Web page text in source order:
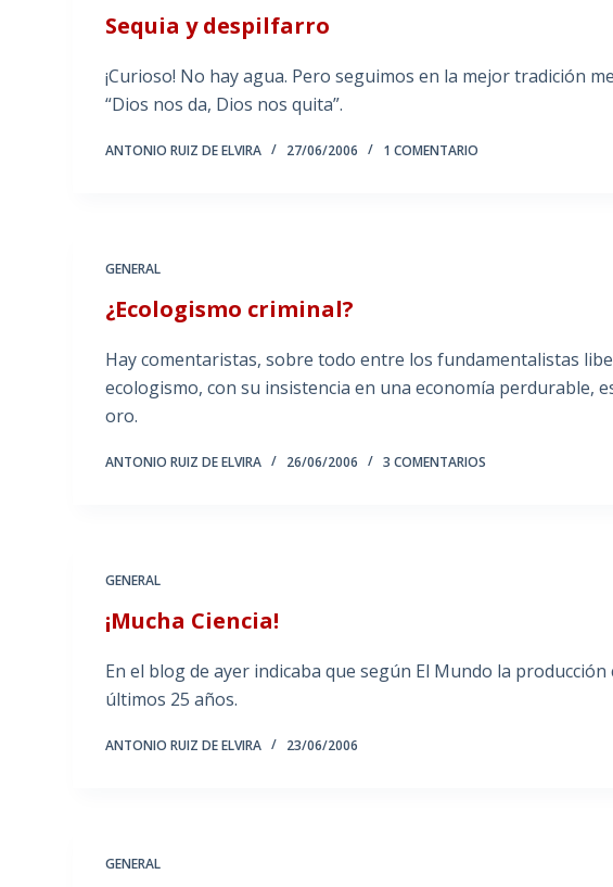
Sequia y despilfarro
¡Curioso! No hay agua. Pero seguimos en la mejor tradición
“Dios nos da, Dios nos quita”.
ANTONIO RUIZ DE ELVIRA 27/06/2006 1 COMENTARIO
GENERAL
¿Ecologismo criminal?
Hay comentaristas, sobre todo entre los fundamentalistas
ecologismo, con su insistencia en una economía perdurable,
oro.
ANTONIO RUIZ DE ELVIRA 26/06/2006 3 COMENTARIOS
GENERAL
¡Mucha Ciencia!
En el blog de ayer indicaba que según El Mundo la
últimos 25 años.
ANTONIO RUIZ DE ELVIRA 23/06/2006
GENERAL